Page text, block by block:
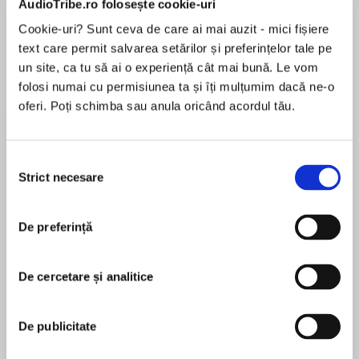
AudioTribe.ro folosește cookie-uri
Cookie-uri? Sunt ceva de care ai mai auzit - mici fișiere
text care permit salvarea setărilor și preferințelor tale pe
un site, ca tu să ai o experiență cât mai bună. Le vom
folosi numai cu permisiunea ta și îți mulțumim dacă ne-o
oferi. Poți schimba sau anula oricând acordul tău.
consimțământului
Strict necesare
De preferință
De cercetare și analitice
De publicitate
Desprecarte
Every prince has his secrets. And she’s
determined to unravel his…
Lady Caroline Hawke’s hand—except one.
Handsome roué Prince Leopold of Alucia can’t
quite remember Caroline’s name, and the insult
is not to be tolerated. So Caroline does what
to make sure Leo never again forgets: sees that
scandalous morsels about his reputation are
printed in a ladies’ gossip gazette…all while
secretly setting her cap for the rakish royal.
pentru această carte
Julia London is a New York Times and USA Today